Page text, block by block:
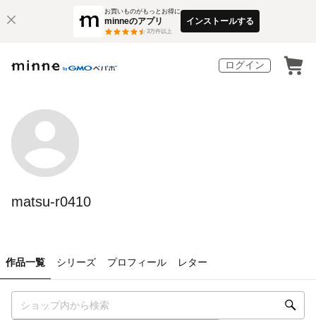
お買いものがもっとお得に
minneのアプリ
3万件以上
インストールする
ログイン
matsu-r0410
作品一覧 シリーズ プロフィール レター